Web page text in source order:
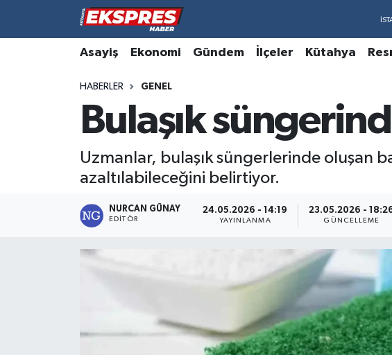
Asayiş Ekonomi Gündem İlçeler Kütahya
HABERLER GENEL
Bulaşık
Uzmanlar, bulaşık süngerlerinde oluşan
azaltılabileceğini belirtiyor.
NURCAN GÜNAY
EDITÖR
24.05.2026 - 14:19
YAYINLANMA
23.05.2026 -
GÜNCELLEME
Altıntaş
Aslanapa
Biyografiler
Çavdarhisar
Hava Durumu
Trafik Durumu
Süper Lig Puan Durumu ve Fikstür
Tüm Manşetler
Haber Arşivi